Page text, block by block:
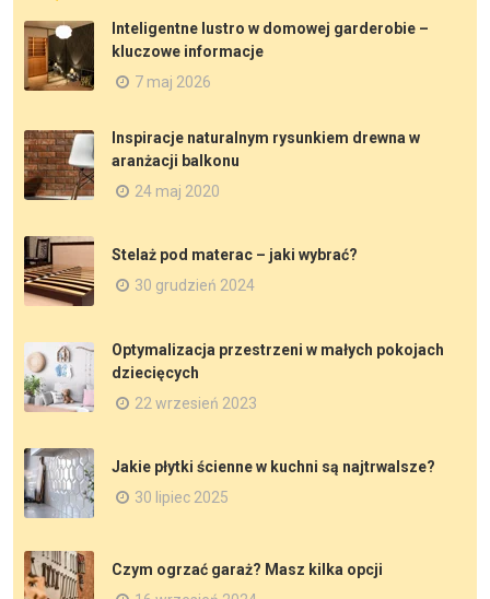
Inteligentne lustro w domowej garderobie –
kluczowe informacje
7 maj 2026
Inspiracje naturalnym rysunkiem drewna w
aranżacji balkonu
24 maj 2020
Stelaż pod materac – jaki wybrać?
30 grudzień 2024
Optymalizacja przestrzeni w małych pokojach
dziecięcych
22 wrzesień 2023
Jakie płytki ścienne w kuchni są najtrwalsze?
30 lipiec 2025
Czym ogrzać garaż? Masz kilka opcji